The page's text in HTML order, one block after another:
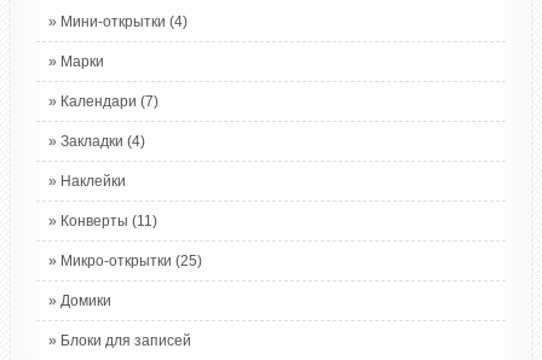
Мини-открытки (4)
Марки
Календари (7)
Закладки (4)
Наклейки
Конверты (11)
Микро-открытки (25)
Домики
Блоки для записей